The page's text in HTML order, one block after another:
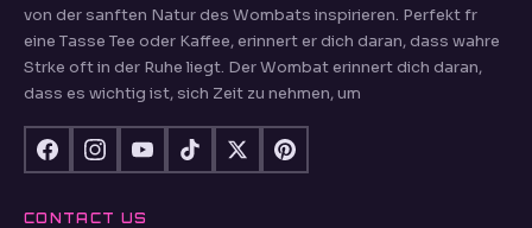
von der sanften Natur des Wombats inspirieren. Perfekt fr
eine Tasse Tee oder Kaffee, erinnert er dich daran, dass wahre
Strke oft in der Ruhe liegt. Der Wombat erinnert dich daran,
dass es wichtig ist, sich Zeit zu nehmen, um
CONTACT US